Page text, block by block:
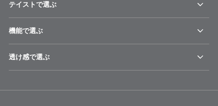
テイストで選ぶ
機能で選ぶ
透け感で選ぶ